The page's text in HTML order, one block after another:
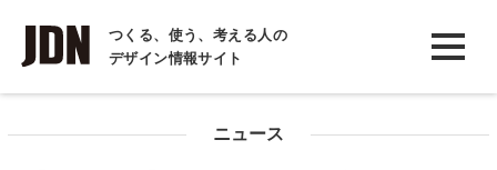
つくる、使う、考える人の
デザイン情報サイト
INTERVIEW
インタビュー
ニュース